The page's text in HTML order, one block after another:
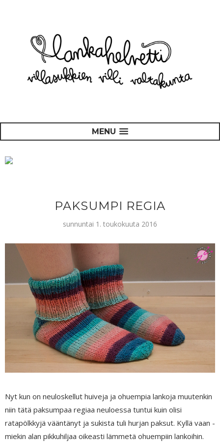
MENU
PAKSUMPI REGIA
sunnuntai 1. toukokuuta 2016
Nyt kun on neuloskellut huiveja ja ohuempia lankoja muutenkin
niin tätä paksumpaa regiaa neuloessa tuntui kuin olisi
ratapölkkyjä vääntänyt ja sukista tuli hurjan paksut. Kyllä vaan -
miekin alan pikkuhiljaa oikeasti lämmetä ohuempiin lankoihin.